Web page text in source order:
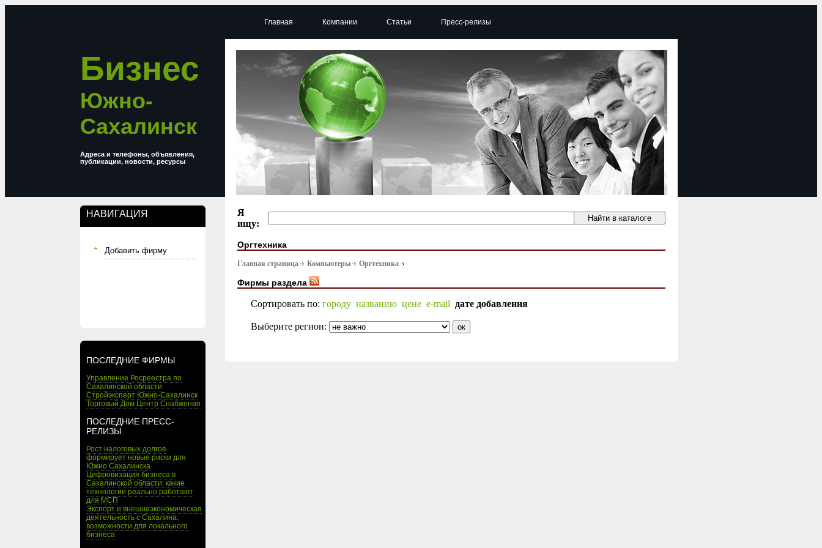
Бизнес
Южно-
Сахалинск
Адреса и телефоны, объявления,
публикации, новости, ресурсы
НАВИГАЦИЯ
Добавить фирму
ПОСЛЕДНИЕ ФИРМЫ
Управление Росреестра по
Сахалинской области
Стройэксперт Южно-Сахалинск
Торговый Дом Центр Снабжения
ПОСЛЕДНИЕ ПРЕСС-
РЕЛИЗЫ
Рост налоговых долгов
формирует новые риски для
Южно Сахалинска
Цифровизация бизнеса в
Сахалинской области: какие
технологии реально работают
для МСП
Экспорт и внешнеэкономическая
деятельность с Сахалина:
возможности для локального
бизнеса
Главная Компании Статьи Пресс-релизы
Я
ищу:
Оргтехника
Главная страница Компьютеры Оргтехника
Фирмы раздела
Сортировать по: городу названию цене e-mail дате добавления
Выберите регион: